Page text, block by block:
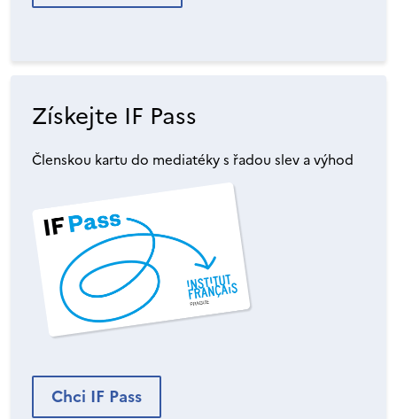
Získejte IF Pass
Členskou kartu do mediatéky s řadou slev a výhod
Chci IF Pass